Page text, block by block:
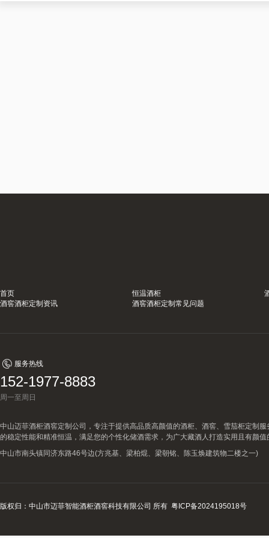
首页 恒温酒柜
酒窖酒柜定制资讯
酒窖酒柜定制常见问题
服务热线
152-1977-8883
周一至周日
中山迈菲酒柜酒窖定制公司，专注于提供高品质高颜值的酒柜、酒窖、雪茄柜定制
的稳定性能和精准恒温，满足您的个性化储酒需求，为广大藏酒人打造实用且有颜值
中山市南头镇同济东路46号边(方兆基、梁柏焜、梁朝铭、陈玉焕建筑物二楼之一)
版权归：中山市迈菲智能酒柜酒窖科技有限公司 所有 粤ICP备2024195018号